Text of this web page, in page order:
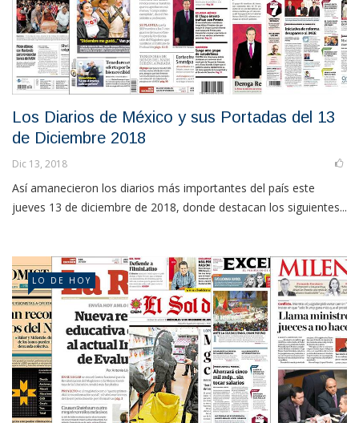
Los Diarios de México y sus Portadas del 13
de Diciembre 2018
Dic 13, 2018
Así amanecieron los diarios más importantes del país este
jueves 13 de diciembre de 2018, donde destacan los siguientes...
LO DE HOY